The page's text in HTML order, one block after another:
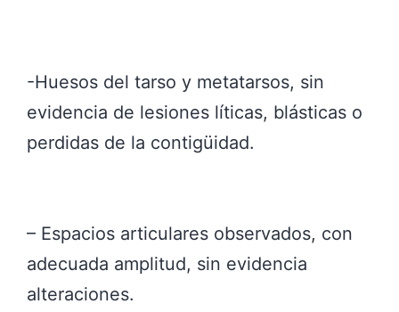
-Huesos del tarso y metatarsos, sin
evidencia de lesiones líticas, blásticas o
perdidas de la contigüidad.
– Espacios articulares observados, con
adecuada amplitud, sin evidencia
alteraciones.